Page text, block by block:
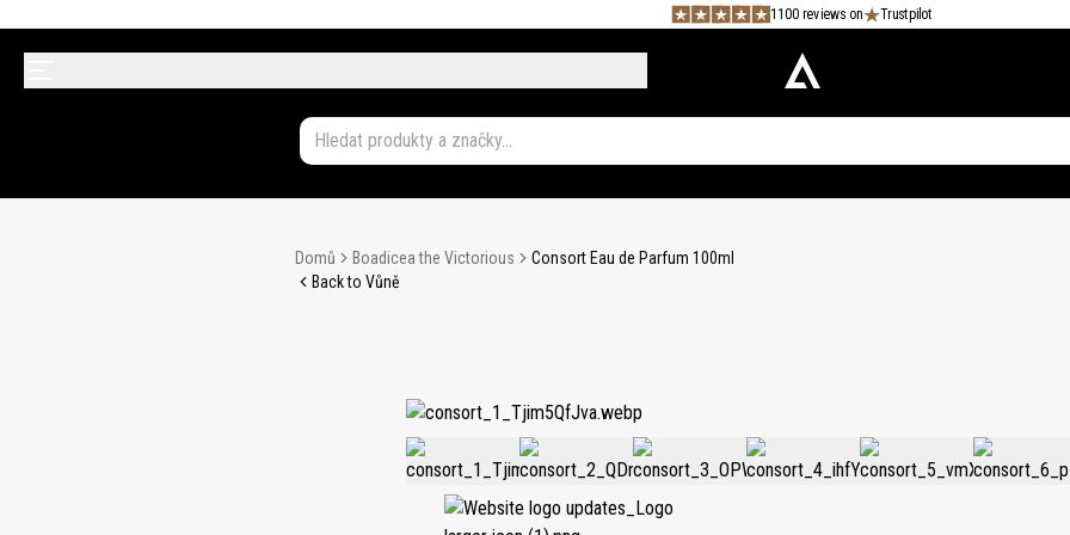
1100 reviews on Trustpilot
Domů Boadicea the Victorious
Consort Eau de Parfum 100ml
Back to Vůně